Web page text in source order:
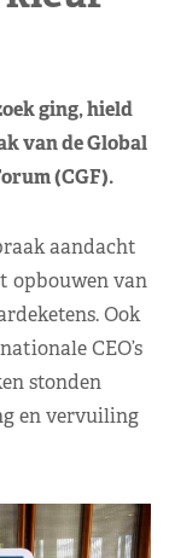
ging, hield
van de Global
(CGF).
aandacht
opbouwen van
Ook
CEO’s
stonden
en vervuiling